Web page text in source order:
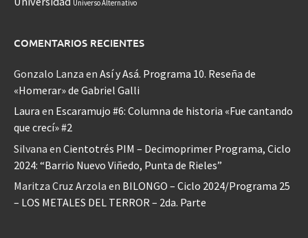
Universo Alternativo
COMENTARIOS RECIENTES
Gonzalo Lanza en Así y Asá. Programa 10. Reseña de
«Homerar» de Gabriel Galli
Laura en Escaramujo #6: Columna de historia «Fue cantando
que crecí» #2
Silvana en Cientotrés PIM – Decimoprimer Programa, Ciclo
2024: “Barrio Nuevo Viñedo, Punta de Rieles”
Maritza Cruz Arzola en BILONGO – Ciclo 2024/Programa 25
– LOS METALES DEL TERROR – 2da. Parte